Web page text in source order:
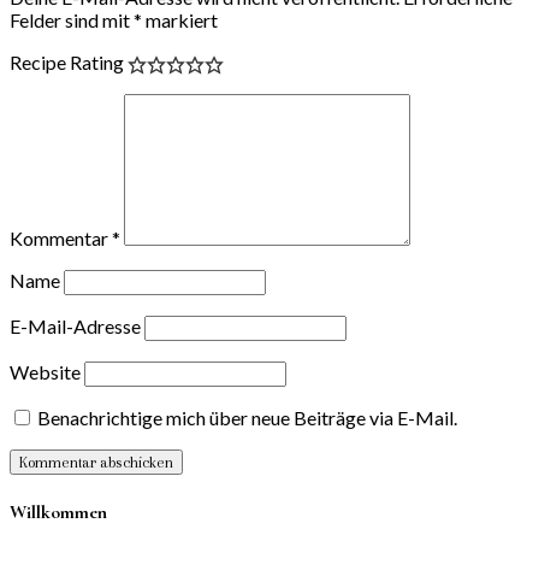
Felder sind mit* markiert
Recipe Rating
Kommentar*
Name
E-Mail-Adresse
Website
Benachrichtige mich über neue Beiträge via E-Mail.
Willkommen